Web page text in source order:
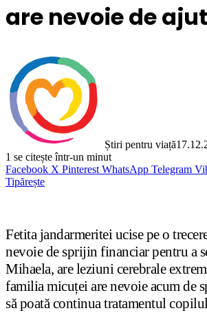
are nevoie de
Știri pentru viață
1 se citește într-un minut
Facebook X Pinterest WhatsApp Telegram
Tipărește
Fetita jandarmeritei ucise pe o
nevoie de sprijin financiar pentru a
Mihaela, are leziuni cerebrale
familia micuței are nevoie acum de
să poată continua tratamentul